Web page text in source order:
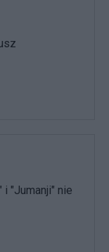
i "Jumanji" nie